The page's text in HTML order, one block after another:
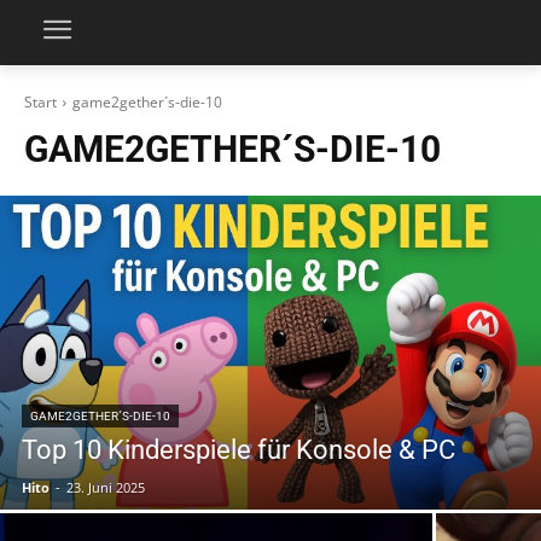
Start game2gether´s-die-10
GAME2GETHER´S-DIE-10
GAME2GETHER´S-DIE-10
Top 10 Kinderspiele für Konsole & PC
Hito - 23. Juni 2025